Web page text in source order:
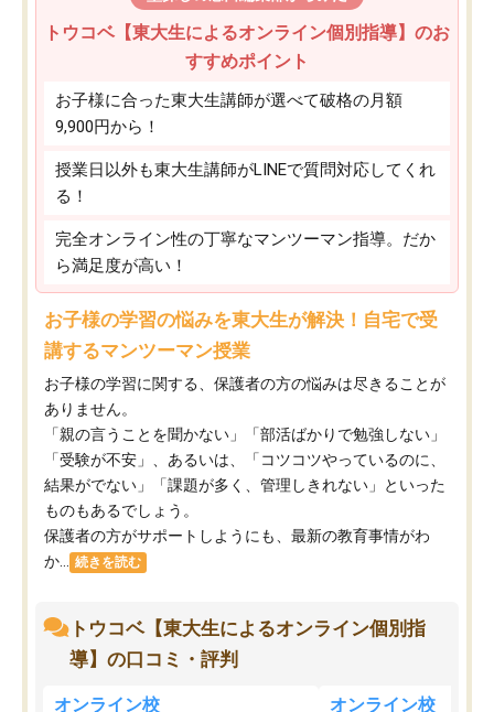
トウコベ【東大生によるオンライン個別指導】のお
すすめポイント
お子様に合った東大生講師が選べて破格の月額
9,900円から！
授業日以外も東大生講師がLINEで質問対応してくれ
る！
完全オンライン性の丁寧なマンツーマン指導。だか
ら満足度が高い！
お子様の学習の悩みを東大生が解決！自宅で受
講するマンツーマン授業
お子様の学習に関する、保護者の方の悩みは尽きることが
ありません。
「親の言うことを聞かない」「部活ばかりで勉強しない」
「受験が不安」、あるいは、「コツコツやっているのに、
結果がでない」「課題が多く、管理しきれない」といった
ものもあるでしょう。
保護者の方がサポートしようにも、最新の教育事情がわ
か...
続きを読む
トウコベ【東大生によるオンライン個別指
導】の口コミ・評判
オンライン校 オンライン校